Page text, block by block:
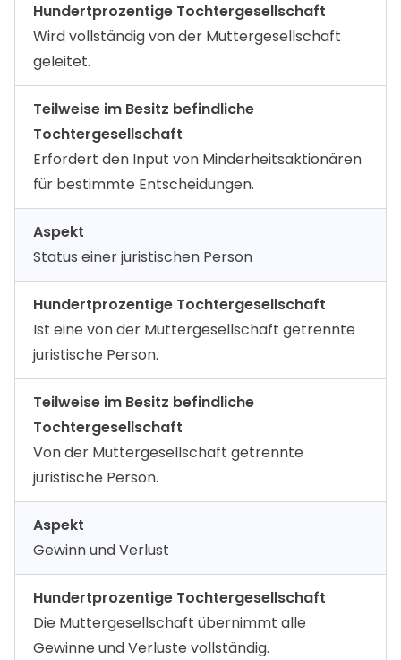
Hundertprozentige Tochtergesellschaft
Wird vollständig von der Muttergesellschaft
geleitet.
Teilweise im Besitz befindliche
Tochtergesellschaft
Erfordert den Input von Minderheitsaktionären
für bestimmte Entscheidungen.
Aspekt
Status einer juristischen Person
Hundertprozentige Tochtergesellschaft
Ist eine von der Muttergesellschaft getrennte
juristische Person.
Teilweise im Besitz befindliche
Tochtergesellschaft
Von der Muttergesellschaft getrennte
juristische Person.
Aspekt
Gewinn und Verlust
Hundertprozentige Tochtergesellschaft
Die Muttergesellschaft übernimmt alle
Gewinne und Verluste vollständig.